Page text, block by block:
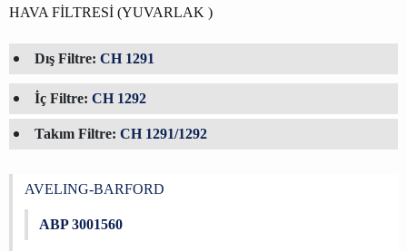
HAVA FİLTRESİ (YUVARLAK )
Dış Filtre: CH 1291
İç Filtre: CH 1292
Takım Filtre: CH 1291/1292
AVELING-BARFORD
ABP 3001560